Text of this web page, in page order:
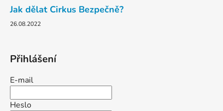
Jak dělat Cirkus Bezpečně?
26.08.2022
Přihlášení
E-mail
Heslo